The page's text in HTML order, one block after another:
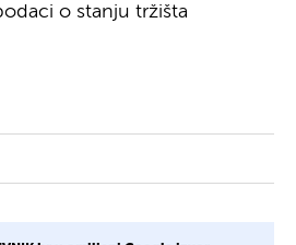
o stanju tržišta